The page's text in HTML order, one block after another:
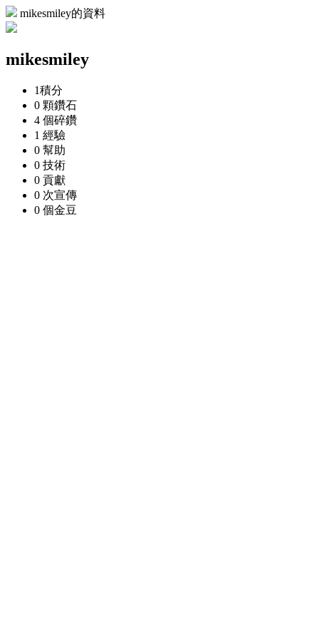
mikesmiley的資料
mikesmiley
1積分
0 顆鑽石
4 個碎鑽
1 經驗
0 幫助
0 技術
0 貢獻
0 次宣傳
0 個金豆